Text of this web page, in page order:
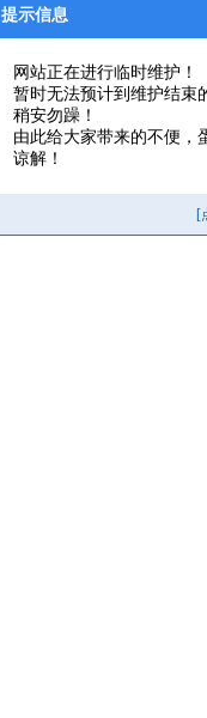
提示信息
网站正在进行临时维护！
暂时无法预计到维护结束
稍安勿躁！
由此给大家带来的不便，
谅解！
[